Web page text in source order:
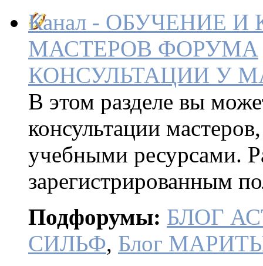
Канал - ОБУЧЕНИЕ
МАСТЕРОВ ФОРУМА
КОНСУЛЬТАЦИИ У
В этом разделе вы
консультации
учебными ресурсами.
зарегистрированным
Подфорумы: БЛОГ
СИЛЬФ, Блог